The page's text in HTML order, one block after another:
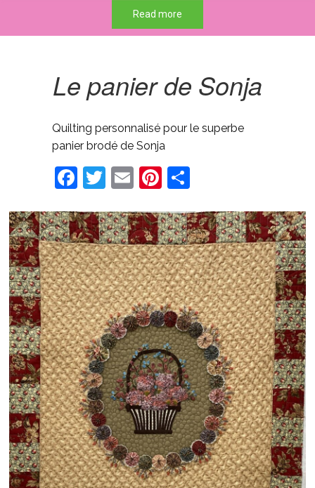
Read more
Le panier de Sonja
Quilting personnalisé pour le superbe
panier brodé de Sonja
Facebook
Twitter
EmailPinterest
Share